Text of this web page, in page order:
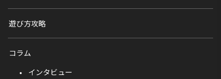
遊び方攻略
コラム
インタビュー